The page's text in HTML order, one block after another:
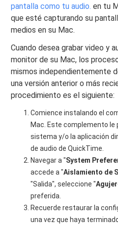
pantalla como tu audio. en tu
que esté capturando su
medios en su Mac.
Cuando desea grabar video y
monitor de su Mac, los
mismos independientemente
una versión anterior o más
procedimiento es el siguiente:
Comience instalando el
Mac. Este complemento le
sistema y/o la aplicación
de audio de QuickTime.
Navegar a "System
accede a "Aislamiento de
"Salida", seleccione "
preferida.
Recuerde restaurar la
una vez que haya